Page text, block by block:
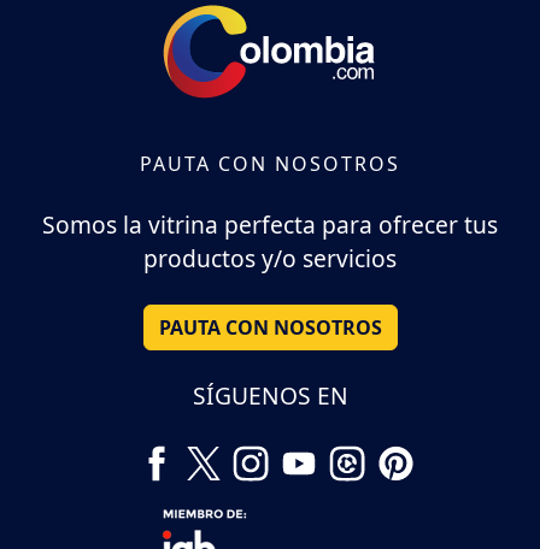
PAUTA CON NOSOTROS
Somos la vitrina perfecta para ofrecer tus
productos y/o servicios
PAUTA CON NOSOTROS
SÍGUENOS EN